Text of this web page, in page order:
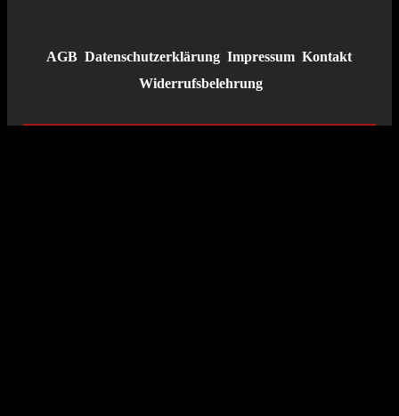
AGB Datenschutzerklärung Impressum Kontakt
Widerrufsbelehrung